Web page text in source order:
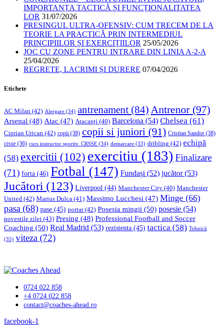
IMPORTANȚA TACTICĂ ȘI FUNCȚIONALITATEA
LOR 31/07/2026
PRESINGUL ULTRA-OFENSIV: CUM TRECEM DE LA
TEORIE LA PRACTICĂ PRIN INTERMEDIUL
PRINCIPIILOR ȘI EXERCIȚIILOR 25/05/2026
JOC CU ZONE PENTRU INTRARE DIN LINIA A-2-A
25/04/2026
REGRETE, LACRIMI ȘI DURERE 07/04/2026
Etichete
AC Milan (42) Alergare (34) antrenament (84) Antrenor(97)
Arsenal (48) Atac (47) Atacanți (40) Barcelona (54) Chelsea (61)
Ciprian Urican (42) copii (38) copii si juniori (91) Cristian Sandor (38)
crsse (36) curs instructor sportiv. CRSSE (34) demarcare (33) dribling (42) echipă
(58) exercitii (102) exercitiu (183) Finalizare
(71) forta (46) Fotbal (147) Fundași (52) jucător(53)
Jucători (123) Liverpool (44) Manchester City (40) Manchester
United (42) Marius Dulca (41) Massimo Lucchesi (47) Minge (66)
pasa (68) pase (45) portar(42) Posesia mingii (50) posesie (54)
povestile zilei (43) Presing (48) Professional Football and Soccer
Coaching (50) Real Madrid (53) rezistenta (45) tactica (58) Tehnică
(35) viteza (72)
0724 022 858
+4 0724 022 858
contact@coaches-ahead.ro
facebook-1